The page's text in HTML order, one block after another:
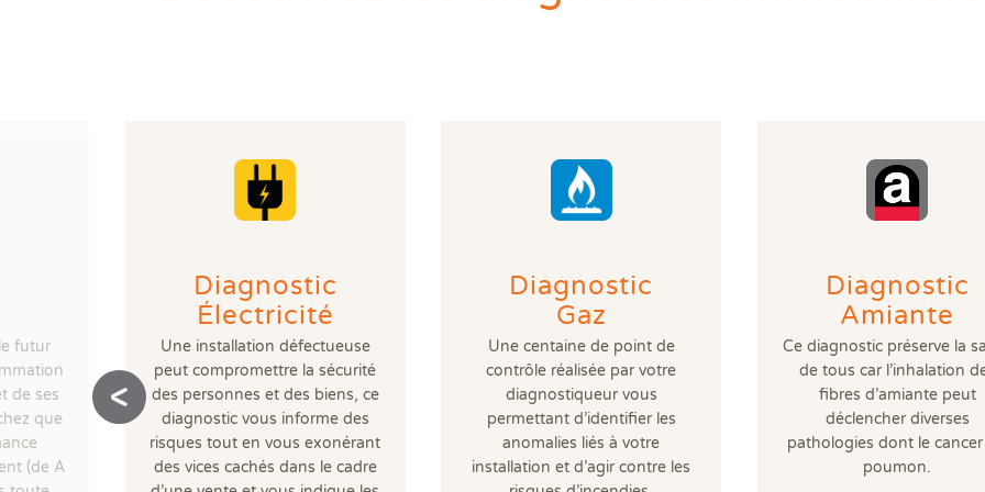
Diagnostic Sécurité Piscine
Diagnostic amiante
Diagnostic logement décent
futur
de ses
que
(de A
Diagnostic
Électricité
Une installation défectueuse
peut compromettre la sécurité
des personnes et des biens, ce
diagnostic vous informe des
risques tout en vous exonérant
des vices cachés dans le cadre
Diagnostic
Gaz
Une centaine de point de
contrôle réalisée par votre
diagnostiqueur vous
permettant d’identifier les
anomalies liés à votre
installation et d’agir contre les
Diagnostic
Amiante
Ce diagnostic préserve la
de tous car l’inhalation
fibres d’amiante peut
déclencher diverses
pathologies dont le
poumon.